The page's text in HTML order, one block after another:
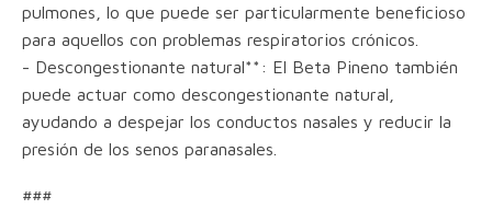
pulmones, lo que puede ser particularmente beneficioso
para aquellos con problemas respiratorios crónicos.
- Descongestionante natural**: El Beta Pineno también
puede actuar como descongestionante natural,
ayudando a despejar los conductos nasales y reducir la
presión de los senos paranasales.
###